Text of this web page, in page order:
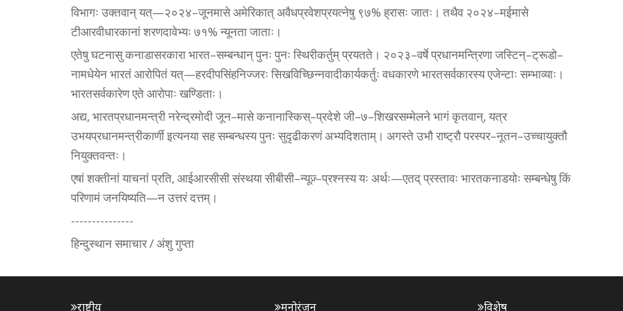
विभागः उक्तवान्‌ यत्‌—२०२४–जूनमासे अमेरिकात्‌ अवैधप्रवेशप्रयत्नेषु ९७% ह्रासः जातः। तथैव २०२४–मईमासे
टीआरवीधारकानां शरणदावेभ्यः ७१% न्यूनता जाताः।
एतेषु घटनासु कनाडासरकारा भारत–सम्बन्धान्‌ पुनः पुनः स्थिरीकर्तुम्‌ प्रयतते। २०२३–वर्षे प्रधानमन्त्रिणा जस्टिन्‌–ट्रूडो–
नामधेयेन भारतं आरोपितं यत्‌—हरदीपसिंहनिज्जरः सिखविच्छिन्नवादीकार्यकर्तुः वधकारणे भारतसर्वकारस्य एजेन्टाः सम्भाव्याः।
भारतसर्वकारेण एते आरोपाः खण्डिताः।
अद्य, भारतप्रधानमन्त्री नरेन्द्रमोदी जून–मासे कनानास्किस्‌–प्रदेशे जी–७–शिखरसम्मेलने भागं कृतवान्‌, यत्र
उभयप्रधानमन्त्रीकार्णी इत्यनया सह सम्बन्धस्य पुनः सुदृढीकरणं अभ्यदिशताम्‌। अगस्ते उभौ राष्ट्रौ परस्पर–नूतन–उच्चायुक्तौ
नियुक्तवन्तः।
एषां शक्तीनां याचनां प्रति, आईआरसीसी संस्थया सीबीसी–न्यूज़्‌–प्रश्नस्य यः अर्थः—एतद्‌ प्रस्तावः भारतकनाडयोः सम्बन्धेषु किं
परिणामं जनयिष्यति—न उत्तरं दत्तम्‌।
---------------
हिन्दुस्थान समाचार / अंशु गुप्ता
राष्ट्रीय मनोरंजन विशेष